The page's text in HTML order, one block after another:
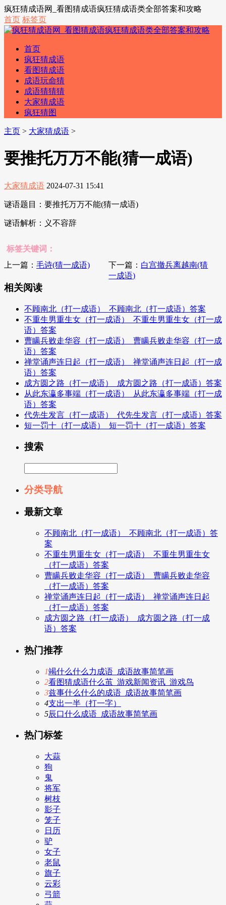
疯狂猜成语网_看图猜成语疯狂猜成语类全部答案和攻略
首页 标签页
首页
疯狂猜成语
看图猜成语
成语玩命猜
成语猜猜猜
大家猜成语
疯狂猜图
主页 > 大家猜成语 >
要推托万万不能(猜一成语)
大家猜成语 2024-07-31 15:41
谜语题目：要推托万万不能(猜一成语)
谜语解析：义不容辞
标签关键词：
上一篇： 毛诗(猜一成语) 下一篇： 白宫撤兵离越南(猜
一成语)
相关阅读
不顾南北（打一成语）_不顾南北（打一成语）答案
不重生男重生女（打一成语）_不重生男重生女（打一成
语）答案
曹瞒兵败走华容（打一成语）_曹瞒兵败走华容（打一成
语）答案
禅堂诵声连日起（打一成语）_禅堂诵声连日起（打一成
语）答案
成方圆之路（打一成语）_成方圆之路（打一成语）答案
从此东瀛多事端（打一成语）_从此东瀛多事端（打一成
语）答案
代先生发言（打一成语）_代先生发言（打一成语）答案
短一罚十（打一成语）_短一罚十（打一成语）答案
搜索
分类导航
最新文章
不顾南北（打一成语）_不顾南北（打一成语）答
案
不重生男重生女（打一成语）_不重生男重生女
（打一成语）答案
曹瞒兵败走华容（打一成语）_曹瞒兵败走华容
（打一成语）答案
禅堂诵声连日起（打一成语）_禅堂诵声连日起
（打一成语）答案
成方圆之路（打一成语）_成方圆之路（打一成
语）答案
热门推荐
1竭什么什么力成语_成语故事简笔画
2看图猜成语什么茧_游戏新闻资讯_游戏鸟
3兹事什么什么的成语_成语故事简笔画
4支出一半（打一字）
5辰口什么成语_成语故事简笔画
热门标签
大蒜
狗
鬼
将军
树枝
影子
笼子
日历
驴
女子
老鼠
旗子
云彩
弓箭